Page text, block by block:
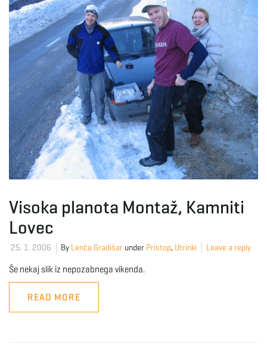
n
Visoka planota Montaž, Kamniti
Lovec
25. 1. 2006 By Lenča Gradišar under Pristop, Utrinki Leave a reply
Še nekaj slik iz nepozabnega vikenda.
READ MORE